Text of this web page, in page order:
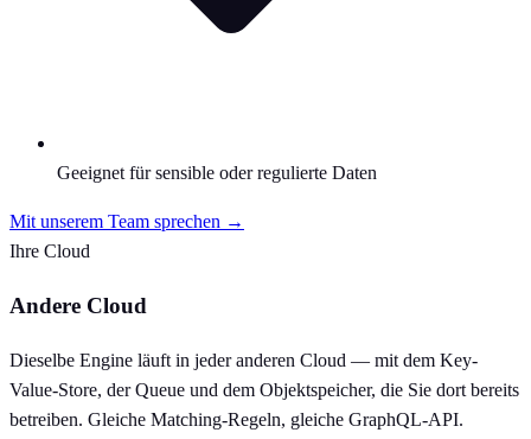
Geeignet für sensible oder regulierte Daten
Mit unserem Team sprechen →
Ihre Cloud
Andere Cloud
Dieselbe Engine läuft in jeder anderen Cloud — mit dem Key-
Value-Store, der Queue und dem Objektspeicher, die Sie dort bereits
betreiben. Gleiche Matching-Regeln, gleiche GraphQL-API.